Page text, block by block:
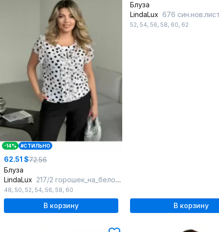
-14% #СТИЛЬНО
62.51 $72.56
Блуза
LindaLux 217/2 горошек_на_белом_белый
48, 50, 52, 54, 56, 58, 60
В корзину
Блуза
LindaLux 676
52, 54, 56, 58, 60, 62
В корзину